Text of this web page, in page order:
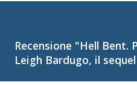
Recensione "Hell
Leigh Bardugo, il